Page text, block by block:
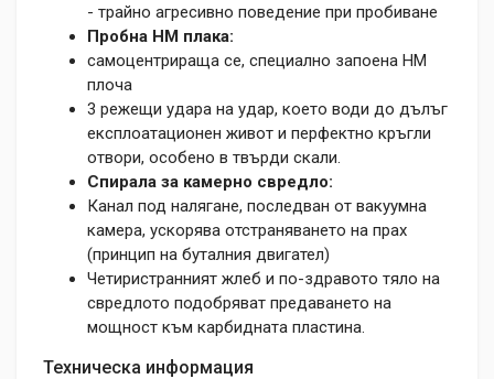
- трайно агресивно поведение при пробиване
Пробна HM плака:
самоцентрираща се, специално запоена HM
плоча
3 режещи удара на удар, което води до дълъг
експлоатационен живот и перфектно кръгли
отвори, особено в твърди скали.
Спирала за камерно свредло:
Канал под налягане, последван от вакуумна
камера, ускорява отстраняването на прах
(принцип на буталния двигател)
Четиристранният жлеб и по-здравото тяло на
свредлото подобряват предаването на
мощност към карбидната пластина.
Техническа информация